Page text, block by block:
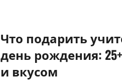
и
развитие
Что подарить
день рождения:
и вкусом